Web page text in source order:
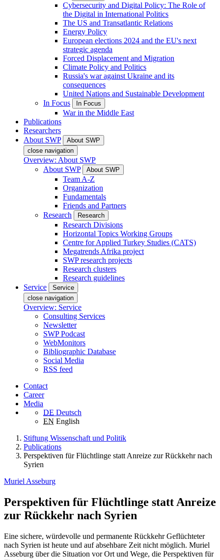
Cybersecurity and Digital Policy: The Role of
the Digital in International Politics
The US and Transatlantic Relations
Energy Policy
European elections 2024 and the EU's next
strategic agenda
Forced Displacement and Migration
Climate Policy and Politics
Russia's war against Ukraine and its
consequences
United Nations and Sustainable Development
In Focus
In Focus
War in the Middle East
Publications
Researchers
About SWP
About SWP
close navigation
Overview: About SWP
About SWP
About SWP
Team A-Z
Organization
Fundamentals
Friends and Partners
Research
Research
Research Divisions
Horizontal Topics Working Groups
Centre for Applied Turkey Studies (CATS)
Megatrends Afrika project
SWP research projects
Research clusters
Research guidelines
Service
Service
close navigation
Overview: Service
Consulting Services
Newsletter
SWP Podcast
WebMonitors
Bibliographic Database
Social Media
RSS feed
Contact
Career
Media
DE Deutsch
EN English
Stiftung Wissenschaft und Politik
Publications
Perspektiven für Flüchtlinge statt Anreize zur Rückkehr nach
Syrien
Muriel Asseburg
Perspektiven für Flüchtlinge statt Anreize
zur Rückkehr nach Syrien
Eine sichere, würdevolle und permanente Rückkehr Geflüchteter
nach Syrien ist heute und auf absehbare Zeit nicht möglich. Muriel
Asseburg über die Situation vor Ort und Wege, die Perspektiven für